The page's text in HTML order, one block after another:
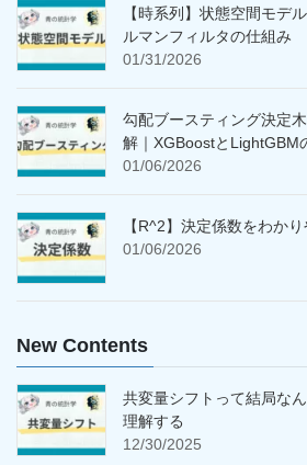
【時系列】状態空間モデ
ルマンフィルタの仕組み
01/31/2026
勾配ブースティング決定
解｜XGBoostとLightGBM
01/06/2026
【R^2】決定係数をわか
01/06/2026
New Contents
共変量シフトって結局な
理解する
12/30/2025